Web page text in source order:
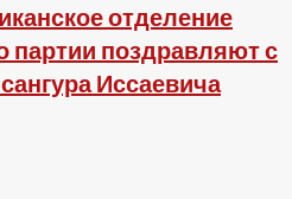
отделение
поздравляют с
Иссаевича